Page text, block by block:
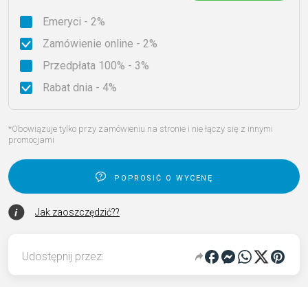
Emeryci - 2%
Zamówienie online - 2%
Przedpłata 100% - 3%
Rabat dnia - 4%
*Obowiązuje tylko przy zamówieniu na stronie i nie łączy się z innymi
promocjami
poprosić o wycenę
Jak zaoszczędzić??
Udostępnij przez: